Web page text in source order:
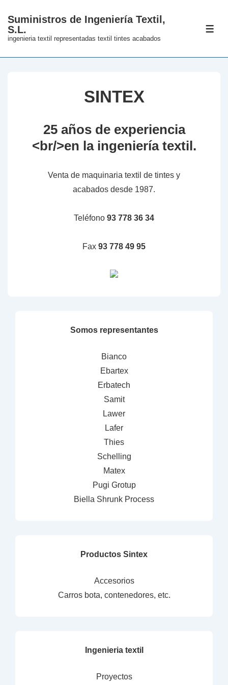
SkipSuministros de Ingeniería Textil,
S.L.
ingenieria textil representadas textil tintes acabados
SINTEX
25 años de experiencia
<br/>en la ingeniería textil.
Venta de maquinaria textil de tintes y
acabados desde 1987.
Teléfono 93 778 36 34
Fax 93 778 49 95
Somos representantes
Bianco
Ebartex
Erbatech
Samit
Lawer
Lafer
Thies
Schelling
Matex
Pugi Grotup
Biella Shrunk Process
Productos Sintex
Accesorios
Carros bota, contenedores, etc.
Ingenieria textil
Proyectos